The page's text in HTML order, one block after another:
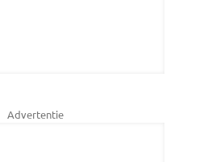
Advertentie